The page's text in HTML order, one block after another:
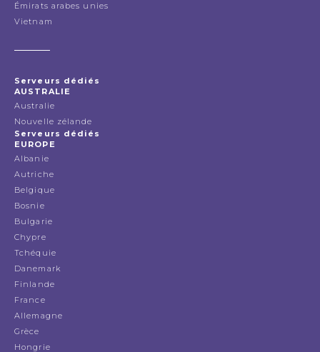
Émirats arabes unies
Vietnam
Serveurs dédiés
AUSTRALIE
Australie
Nouvelle zélande
Serveurs dédiés
EUROPE
Albanie
Autriche
Belgique
Bosnie
Bulgarie
Chypre
Tchéquie
Danemark
Finlande
France
Allemagne
Grèce
Hongrie